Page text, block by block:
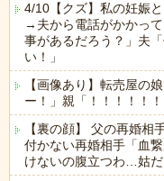
4/10【クズ】私の妊娠
→夫から電話がかかっ
事があるだろう？」夫
い！」
【画像あり】転売屋の
ー！」親「！！！！！！
【裏の顔】 父の再婚
付かない再婚相手「血
けないの腹立つわ…姑